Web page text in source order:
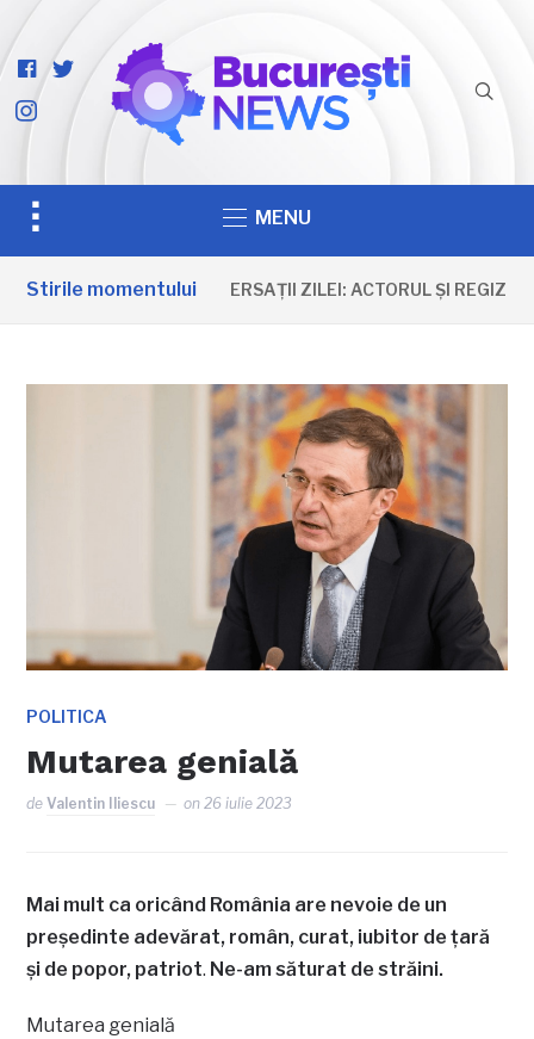
facebook-
official
twitter
instagram
Toggle
sidebar
&
MENU
Stirile momentuluiANIVERSAȚII ZILEI: ACTORUL ȘI
POLITICA
Mutarea genială
deValentin Iliescu on26 iulie 2023
Mai mult ca oricând România are nevoie de un
președinte adevărat, român, curat, iubitor de țară
și de popor, patriot. Ne-am săturat de străini.
Mutarea genială